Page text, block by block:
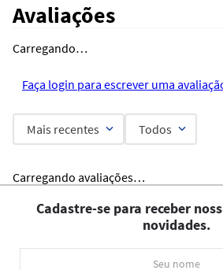
Avaliações
Carregando…
Faça login para escrever uma
Mais recentes Todos
Carregando avaliações…
Cadastre-se para receber
novidades.